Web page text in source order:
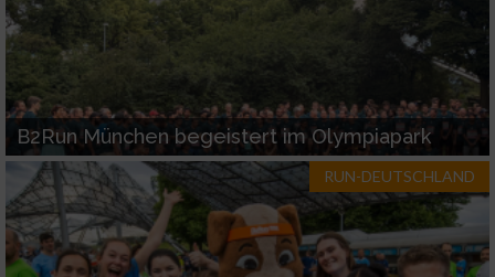
B2Run München begeistert im Olympiapark
RUN-DEUTSCHLAND